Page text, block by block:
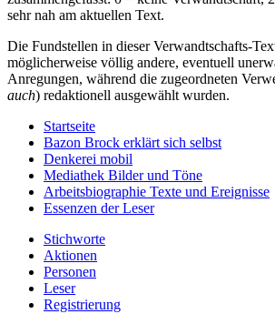
sehr nah am aktuellen Text.
Die Fundstellen in dieser Verwandtschafts-
möglicherweise völlig andere, eventuell
Anregungen, während die zugeordneten
auch) redaktionell ausgewählt wurden.
Startseite
Bazon Brock erklärt sich selbst
Denkerei mobil
Mediathek Bilder und Töne
Arbeitsbiographie Texte und Ereignisse
Essenzen der Leser
Stichworte
Aktionen
Personen
Leser
Registrierung